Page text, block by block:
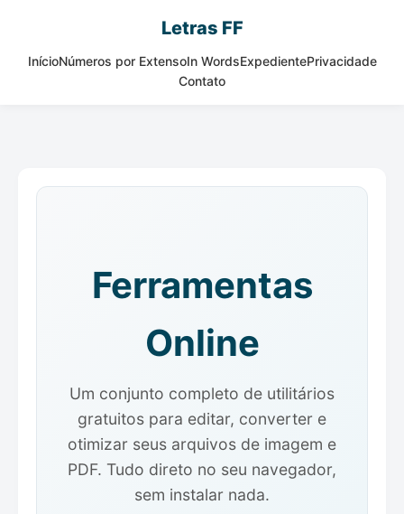
Letras FF
InícioNúmeros por ExtensoIn WordsExpedientePrivacidade
Contato
Ferramentas
Online
Um conjunto completo de utilitários
gratuitos para editar, converter e
otimizar seus arquivos de imagem e
PDF. Tudo direto no seu navegador,
sem instalar nada.